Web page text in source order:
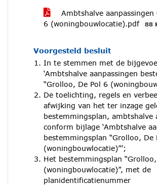
Ambtshalve aanpassingen
6 (woningbouwlocatie).pdf
88
Voorgesteld besluit
In te stemmen met de
‘Ambtshalve aanpassingen
“Grolloo, De Pol 6
De toelichting, regels en
afwijking van het ter inzage
bestemmingsplan, ambtshalve
conform bijlage ‘Ambtshalve
bestemmingsplan “Grolloo, De
(woningbouwlocatie)”’;
Het bestemmingsplan
(woningbouwlocatie)”, met de
planidentificatienummer